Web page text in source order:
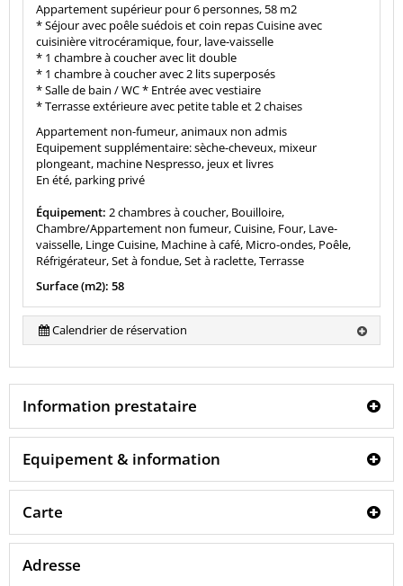
Appartement supérieur pour 6 personnes, 58 m2
* Séjour avec poêle suédois et coin repas Cuisine avec
cuisinière vitrocéramique, four, lave-vaisselle
* 1 chambre à coucher avec lit double
* 1 chambre à coucher avec 2 lits superposés
* Salle de bain / WC * Entrée avec vestiaire
* Terrasse extérieure avec petite table et 2 chaises
Appartement non-fumeur, animaux non admis
Equipement supplémentaire: sèche-cheveux, mixeur
plongeant, machine Nespresso, jeux et livres
En été, parking privé
Équipement: 2 chambres à coucher, Bouilloire,
Chambre/Appartement non fumeur, Cuisine, Four, Lave-
vaisselle, Linge Cuisine, Machine à café, Micro-ondes, Poêle,
Réfrigérateur, Set à fondue, Set à raclette, Terrasse
Surface (m2): 58
Calendrier de réservation
Information prestataire
Equipement & information
Carte
Adresse